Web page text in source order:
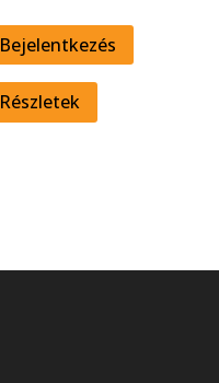
Bejelentkezés
Részletek